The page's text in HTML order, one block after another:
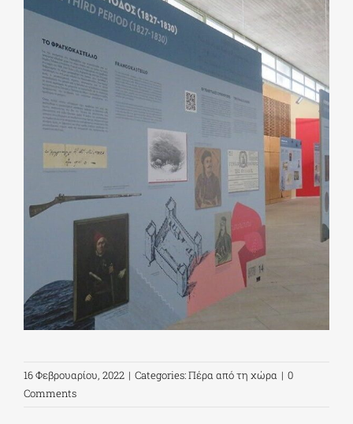
16 Φεβρουαρίου, 2022 | Categories:Πέρα από τη χώρα | 0
Comments